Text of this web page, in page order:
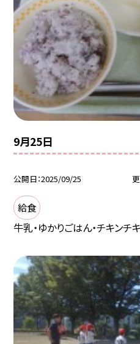
9月25日
公開日 2025/09/25
給食
牛乳・ゆかりごはん・チキンチ